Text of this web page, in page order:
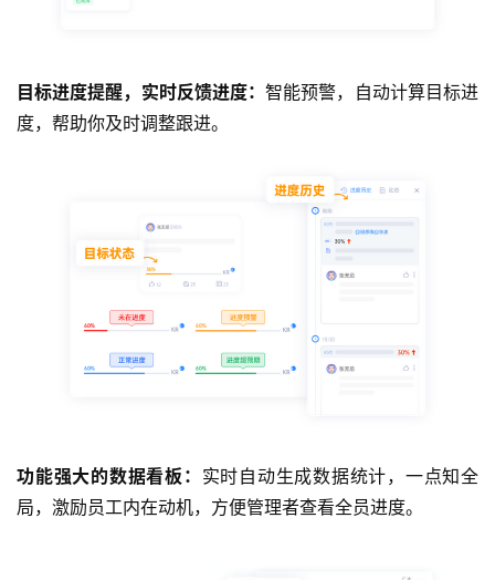
目标进度提醒，实时反馈进度：智能预警，自动计算目标进
度，帮助你及时调整跟进。
功能强大的数据看板： 实时自动生成数据统计，一点知全
局，激励员工内在动机，方便管理者查看全员进度。